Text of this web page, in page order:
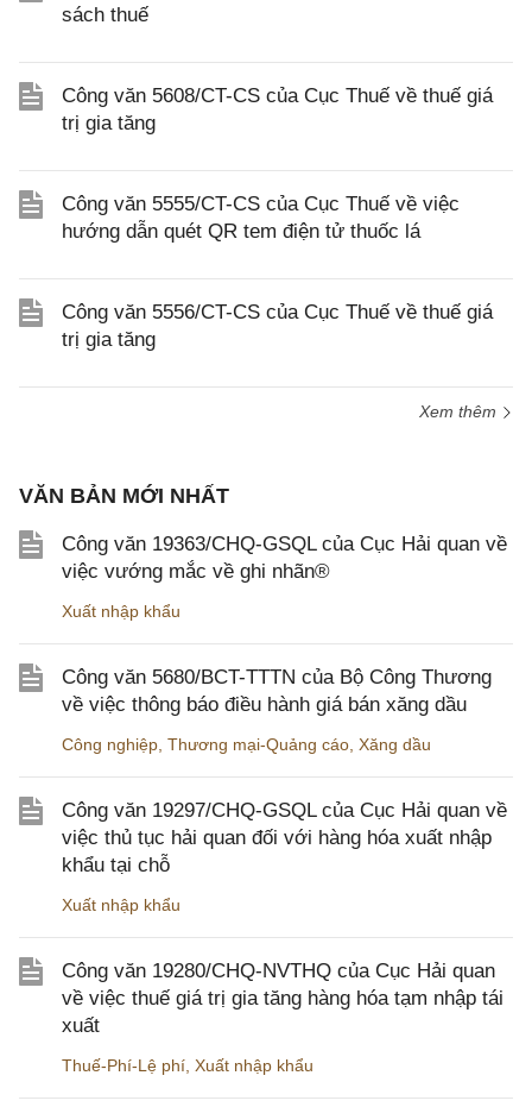
sách thuế
Công văn 5608/CT-CS của Cục Thuế về thuế giá
trị gia tăng
Công văn 5555/CT-CS của Cục Thuế về việc
hướng dẫn quét QR tem điện tử thuốc lá
Công văn 5556/CT-CS của Cục Thuế về thuế giá
trị gia tăng
Xem thêm
VĂN BẢN MỚI NHẤT
Công văn 19363/CHQ-GSQL của Cục Hải quan về
việc vướng mắc về ghi nhãn®
Xuất nhập khẩu
Công văn 5680/BCT-TTTN của Bộ Công Thương
về việc thông báo điều hành giá bán xăng dầu
Công nghiệp Thương mại-Quảng cáo Xăng dầu
Công văn 19297/CHQ-GSQL của Cục Hải quan về
việc thủ tục hải quan đối với hàng hóa xuất nhập
khẩu tại chỗ
Xuất nhập khẩu
Công văn 19280/CHQ-NVTHQ của Cục Hải quan
về việc thuế giá trị gia tăng hàng hóa tạm nhập tái
xuất
Thuế-Phí-Lệ phí Xuất nhập khẩu